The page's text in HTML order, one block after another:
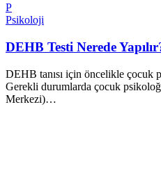
P
Psikoloji
DEHB Testi Nerede
DEHB tanısı için öncelikle çocuk
Gerekli durumlarda çocuk
Merkezi)…